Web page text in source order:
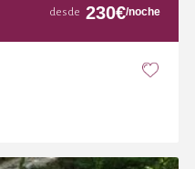
desde 230€/noche